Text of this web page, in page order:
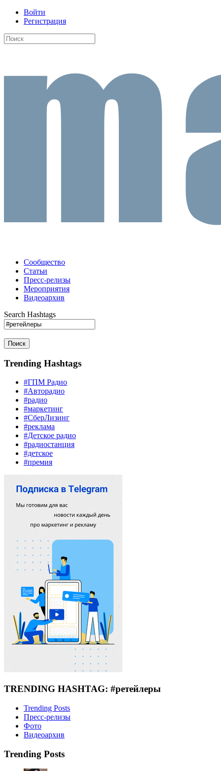
Войти
Регистрация
Сообщество
Статьи
Пресс-релизы
Мероприятия
Видеоархив
Search Hashtags
Поиск
Trending Hashtags
#ГПМ Радио
#Авторадио
#радио
#маркетинг
#СберЛизинг
#реклама
#Детское радио
#радиостанция
#детское
#премия
TRENDING HASHTAG: #ретейлеры
Trending Posts
Пресс-релизы
Фото
Видеоархив
Trending Posts